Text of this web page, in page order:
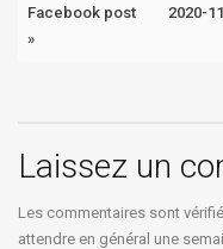
Facebook post
2020-
»
Laissez un
Les commentaires sont
attendre en général une